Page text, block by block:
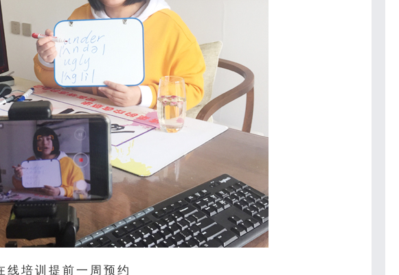
线培训提前一周预约